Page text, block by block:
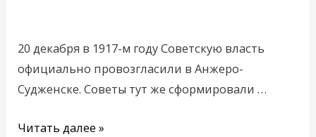
20 декабря в 1917-м году Советскую власть
официально провозгласили в Анжеро-
Судженске. Советы тут же сформировали …
Читать далее »